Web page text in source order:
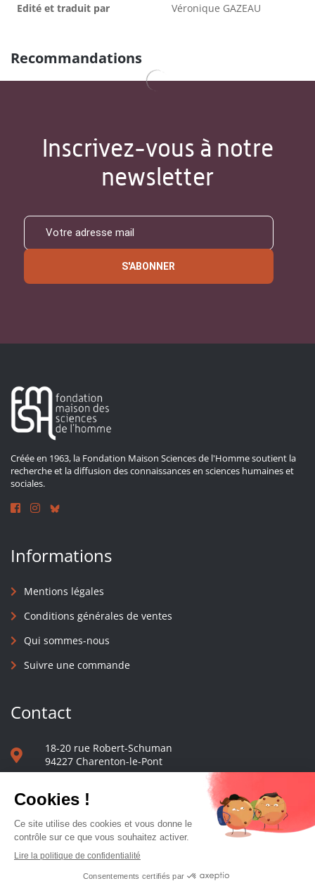
Edité et traduit par Véronique GAZEAU
Recommandations
Inscrivez-vous à notre
newsletter
S'ABONNER
Créée en 1963, la Fondation Maison Sciences de l'Homme soutient la
recherche et la diffusion des connaissances en sciences humaines et
sociales.
Informations
Mentions légales
Conditions générales de ventes
Qui sommes-nous
Suivre une commande
Contact
18-20 rue Robert-Schuman
94227 Charenton-le-Pont